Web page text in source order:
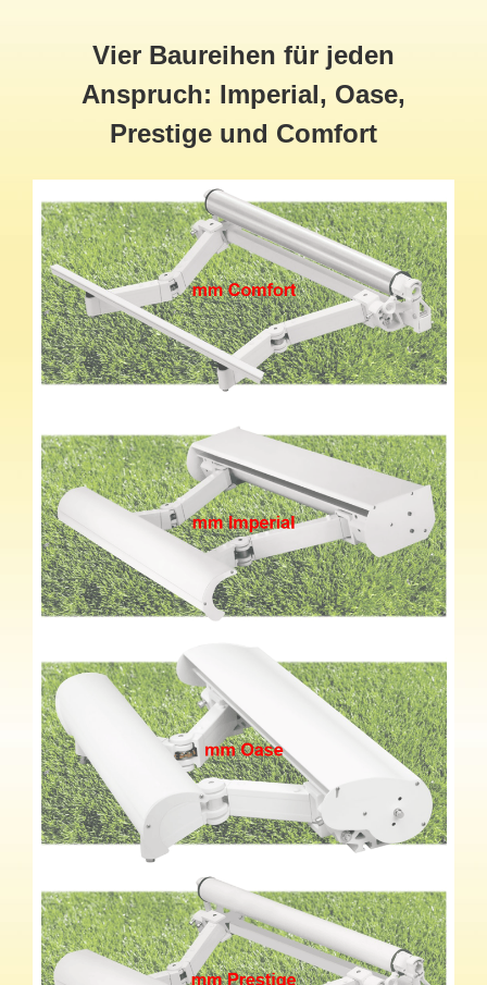
Vier Baureihen für jeden
Anspruch: Imperial, Oase,
Prestige und Comfort